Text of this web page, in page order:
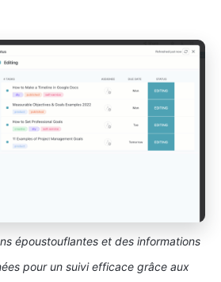
époustouflantes et des informations
pour un suivi efficace grâce aux